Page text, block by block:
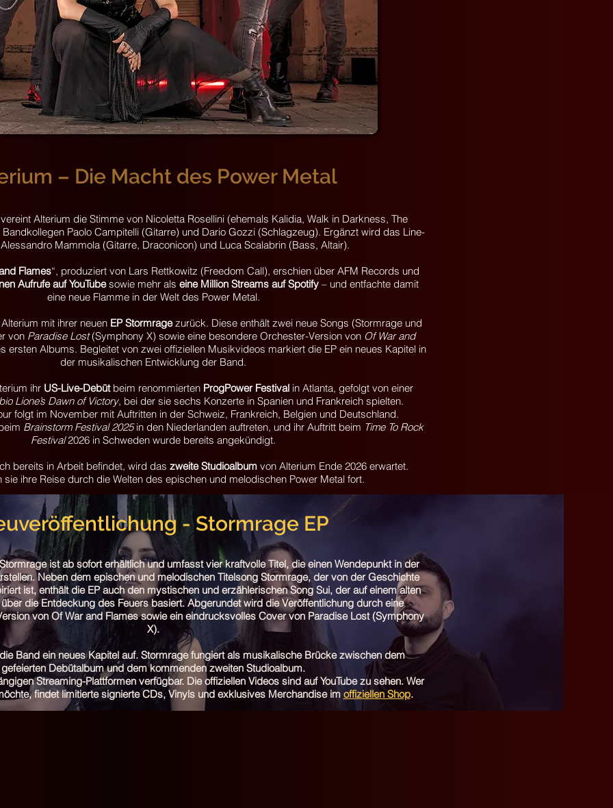
– Die Macht des Power Metal
Alterium die Stimme von Nicoletta Rosellini (ehemals Kalidia, Walk in Darkness, The
Paolo Campitelli (Gitarre) und Dario Gozzi (Schlagzeug). Ergänzt wird das Line-
Mammola (Gitarre, Draconicon) und Luca Scalabrin (Bass, Altair).
Flames“, produziert von Lars Rettkowitz (Freedom Call), erschien über AFM Records und
Aufrufe auf YouTubesowie mehr als eine Million Streams auf Spotify – und entfachte damit
eine neue Flamme in der Welt des Power Metal.
mit ihrer neuen EP Stormragezurück. Diese enthält zwei neue Songs (Stormrage und
von Paradise Lost(Symphony X) sowie eine besondere Orchester-Version von Of War and
ersten Albums. Begleitet von zwei offiziellen Musikvideos markiert die EP ein neues Kapitel in
der musikalischen Entwicklung der Band.
ihr US-Live-Debütbeim renommierten ProgPower Festival in Atlanta, gefolgt von einer
Lione’s Dawn of Victory, bei der sie sechs Konzerte in Spanien und Frankreich spielten.
folgt im November mit Auftritten in der Schweiz, Frankreich, Belgien und Deutschland.
Brainstorm Festival 2025in den Niederlanden auftreten, und ihr Auftritt beim Time To Rock
Festival2026 in Schweden wurde bereits angekündigt.
bereits in Arbeit befindet, wird das zweite Studioalbum von Alterium Ende 2026 erwartet.
sie ihre Reise durch die Welten des epischen und melodischen Power Metal fort.
- Stormrage EP​
ist ab sofort erhältlich und umfasst vier kraftvolle Titel, die einen Wendepunkt in der
Neben dem epischen und melodischen Titelsong Stormrage, der von der Geschichte
ist, enthält die EP auch den mystischen und erzählerischen Song Sui, der auf einem alten
die Entdeckung des Feuers basiert. Abgerundet wird die Veröffentlichung durch eine
von Of War and Flames sowie ein eindrucksvolles Cover von Paradise Lost (Symphony
X).
Band ein neues Kapitel auf. Stormrage fungiert als musikalische Brücke zwischen dem
gefeierten Debütalbum und dem kommenden zweiten Studioalbum.
Streaming-Plattformen verfügbar. Die offiziellen Videos sind auf YouTube zu sehen. Wer
findet limitierte signierte CDs, Vinyls und exklusives Merchandise im offiziellen Shop.